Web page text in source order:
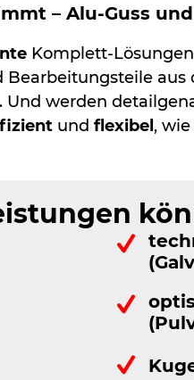
– Alu-Guss
Komplett-
Bearbeitungsteile
Und werden
und flexibel,